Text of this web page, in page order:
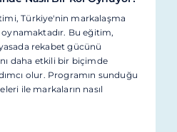
Türkiye'nin markalaşma
Bu eğitim,
rekabet gücünü
daha etkili bir biçimde
olur. Programın sunduğu
ile markaların nasıl